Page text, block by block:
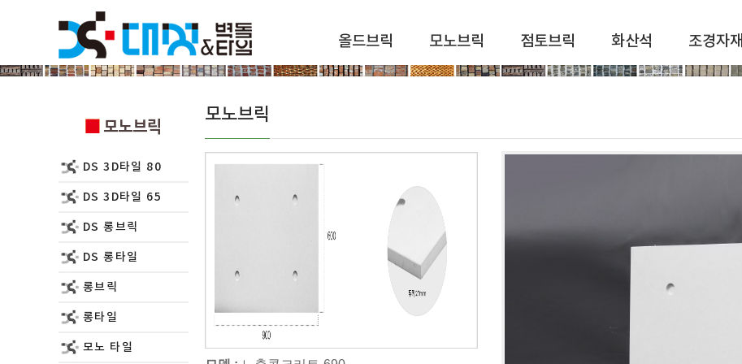
올드브릭 모노브릭 점토브릭 화산석 조경자재
모노브릭
DS 3D타일 80
DS 3D타일 65
DS 롱브릭
DS 롱타일
롱브릭
롱타일
모노 타일
모노브릭